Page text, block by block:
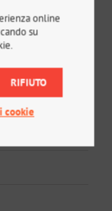
online
su
RIFIUTO
cookie